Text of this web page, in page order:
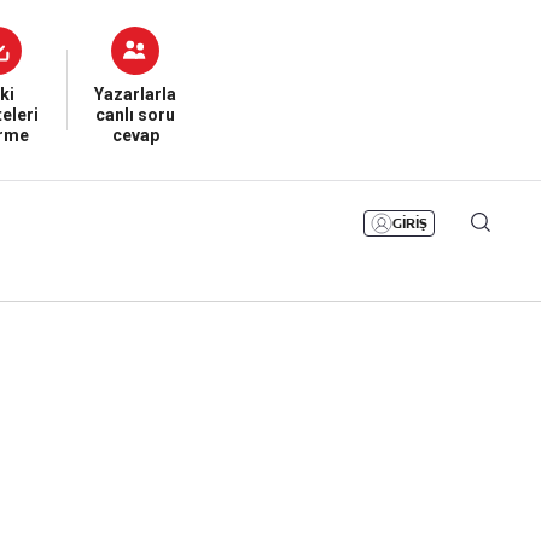
Yazarlarla
canlı soru
cevap
GİRİŞ
Bizim Sayfa
Namaz Vakitleri
Sesli Yayınlar